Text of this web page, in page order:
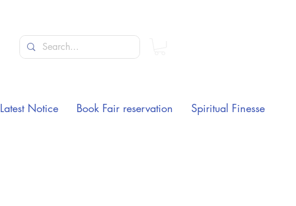
Latest Notice Book Fair reservation Spiritual Finesse